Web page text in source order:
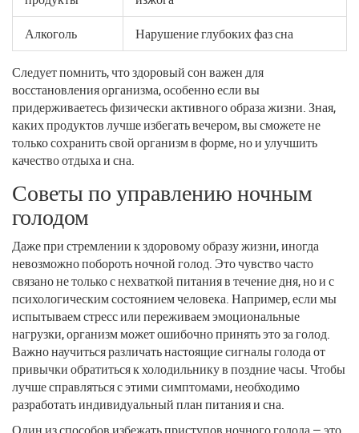
Алкоголь
Нарушение глубоких фаз сна
Следует помнить, что здоровый сон важен для
восстановления организма, особенно если вы
придерживаетесь физически активного образа жизни. Зная,
каких продуктов лучше избегать вечером, вы сможете не
только сохранить свой организм в форме, но и улучшить
качество отдыха и сна.
Советы по управлению ночным
голодом
Даже при стремлении к здоровому образу жизни, иногда
невозможно побороть ночной голод. Это чувство часто
связано не только с нехваткой питания в течение дня, но и с
психологическим состоянием человека. Например, если мы
испытываем стресс или переживаем эмоциональные
нагрузки, организм может ошибочно принять это за голод.
Важно научиться различать настоящие сигналы голода от
привычки обратиться к холодильнику в поздние часы. Чтобы
лучше справляться с этими симптомами, необходимо
разработать индивидуальный план питания и сна.